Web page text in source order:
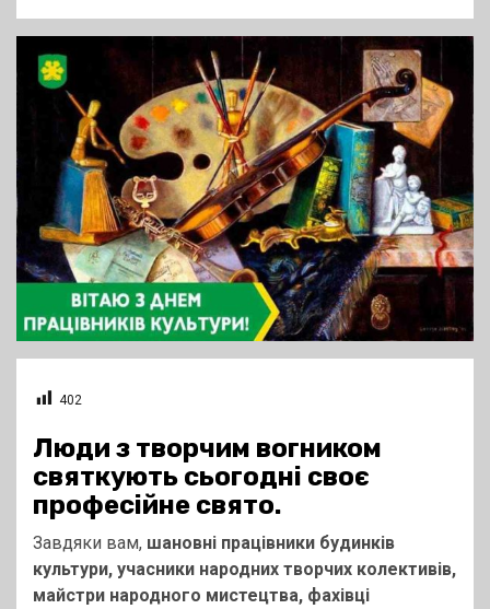
402
Люди з творчим вогником
святкують сьогодні своє
професійне свято.
Завдяки вам, шановні працівники будинків
культури, учасники народних творчих колективів,
майстри народного мистецтва, фахівці